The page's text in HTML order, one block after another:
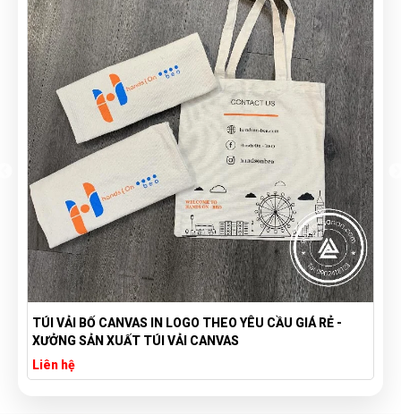
TÚI VẢI BỐ CANVAS IN LOGO THEO YÊU CẦU GIÁ RẺ -
XƯỞNG SẢN XUẤT TÚI VẢI CANVAS
Liên hệ